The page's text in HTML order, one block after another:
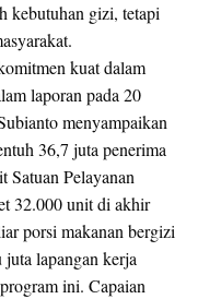
kebutuhan gizi, tetapi
kuat dalam
laporan pada 20
menyampaikan
36,7 juta penerima
Satuan Pelayanan
32.000 unit di akhir
porsi makanan bergizi
juta lapangan kerja
ini. Capaian